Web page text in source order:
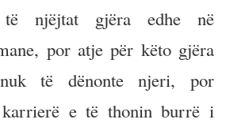
njëjtat gjëra edhe në
por atje për këto gjëra
të dënonte njeri, por
karrierë e të thonin burrë i